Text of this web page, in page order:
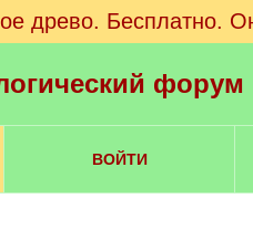
древо. Бесплатно.
ВОЙТИ